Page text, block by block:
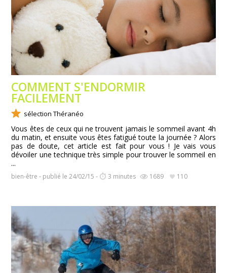
COMMENT S'ENDORMIR
FACILEMENT
sélection Théranéo
Vous êtes de ceux qui ne trouvent jamais le sommeil avant 4h
du matin, et ensuite vous êtes fatigué toute la journée ? Alors
pas de doute, cet article est fait pour vous ! Je vais vous
dévoiler une technique très simple pour trouver le sommeil en
...
bien-être - publié le 24/02/15 - 3 minutes 1689 110